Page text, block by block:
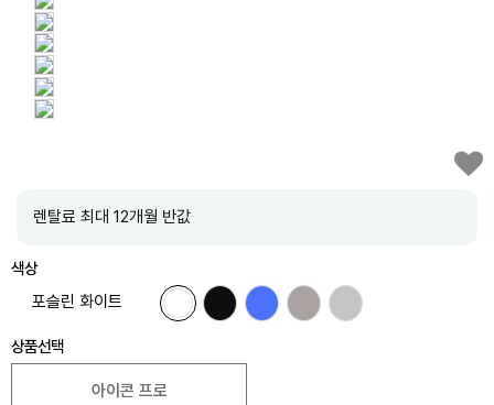
렌탈료 최대 12개월 반값
색상
포슬린 화이트
상품선택
아이콘 프로